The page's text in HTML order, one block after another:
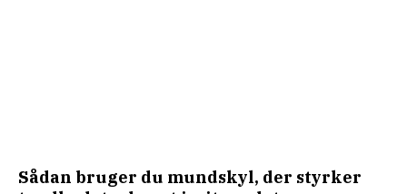
Sådan bruger du mundskyl, der styrker